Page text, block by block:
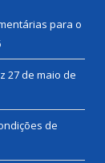
para o
27 de maio de
de